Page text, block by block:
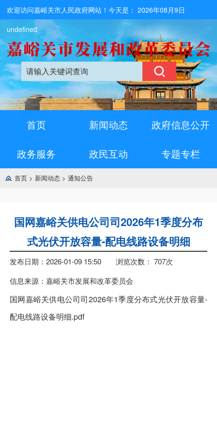
欢迎访问嘉峪关市人民政府网站！今天是：2026年08月9日
undefined
首页 新闻动态 政府信息公开
政务服务 政民互动 专题专栏
首页 > 新闻动态 > 通知公告
国网嘉峪关供电公司司2026年1季度分布
式光伏开放容量-配电线路设备明细
发布日期：2026-01-09 15:50 浏览次数： 707次
信息来源：嘉峪关市发展和改革委员会
国网嘉峪关供电公司司2026年1季度分布式光伏开放容量-
配电线路设备明细.pdf